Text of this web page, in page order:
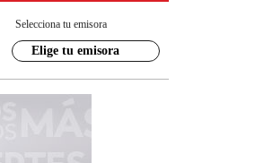
Selecciona tu emisora
Elige tu emisora